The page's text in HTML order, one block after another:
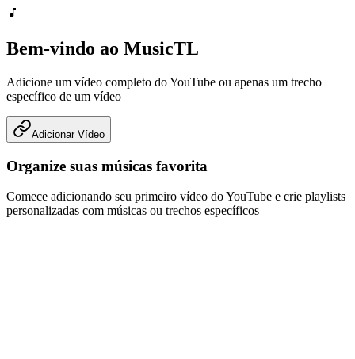
Bem-vindo ao MusicTL
Adicione um vídeo completo do YouTube ou apenas um trecho
específico de um vídeo
Adicionar Vídeo
Organize suas músicas favorita
Comece adicionando seu primeiro vídeo do YouTube e crie playlists
personalizadas com músicas ou trechos específicos